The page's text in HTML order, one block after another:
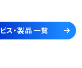
ス・製品 一覧